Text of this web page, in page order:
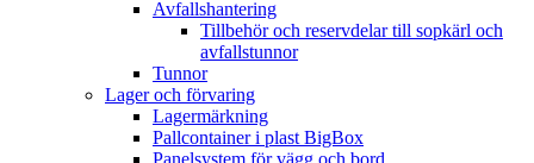
Avfallshantering
Tillbehör och reservdelar till sopkärl och
avfallstunnor
Tunnor
Lager och förvaring
Lagermärkning
Pallcontainer i plast BigBox
Panelsystem för vägg och bord